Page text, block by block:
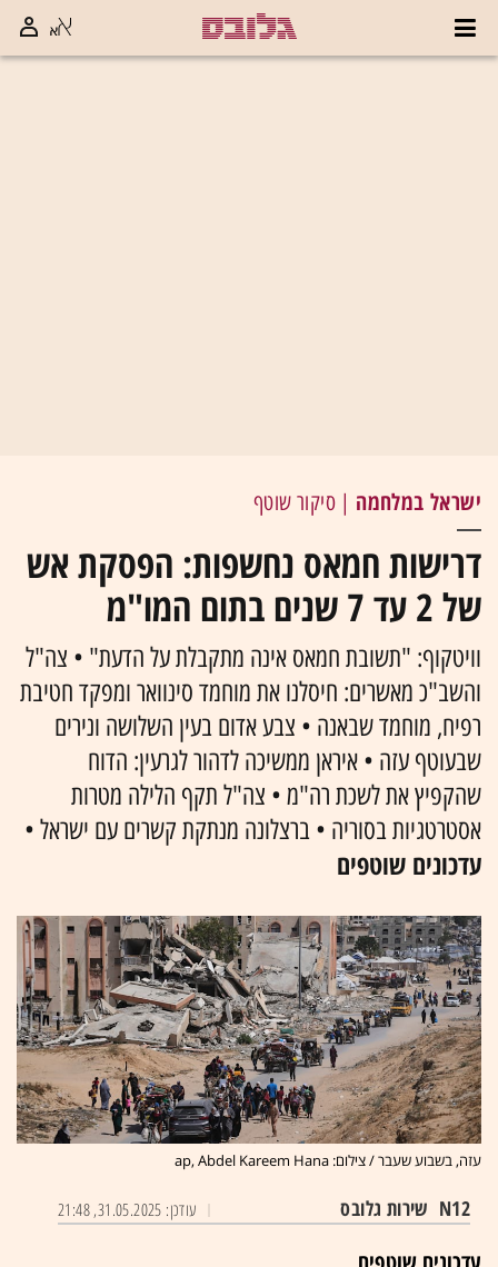
ישראל במלחמה | סיקור שוטף
דרישות חמאס נחשפות: הפסקת אש
של 2 עד 7 שנים בתום המו"מ
וויטקוף: "תשובת חמאס אינה מתקבלת על הדעת" • צה"ל
והשב"כ מאשרים: חיסלנו את מוחמד סינוואר ומפקד חטיבת
רפיח, מוחמד שבאנה • צבע אדום בעין השלושה ונירים
שבעוטף עזה • איראן ממשיכה לדהור לגרעין: הדוח
שהקפיץ את לשכת רה"מ • צה"ל תקף הלילה מטרות
אסטרטגיות בסוריה • ברצלונה מנתקת קשרים עם ישראל •
עדכונים שוטפים
עזה, בשבוע שעבר / צילום: ap, Abdel Kareem Hana
N12 שירות גלובס עודכן: 31.05.2025, 21:48